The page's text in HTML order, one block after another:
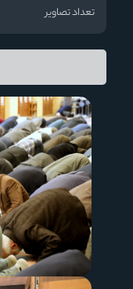
تعداد تصاویر